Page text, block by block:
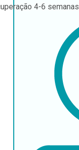
4-6 semanas